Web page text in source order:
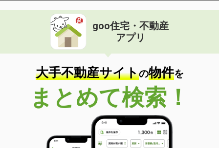
goo住宅・不動産
アプリ
大手不動産サイトの物件を
まとめて検索！